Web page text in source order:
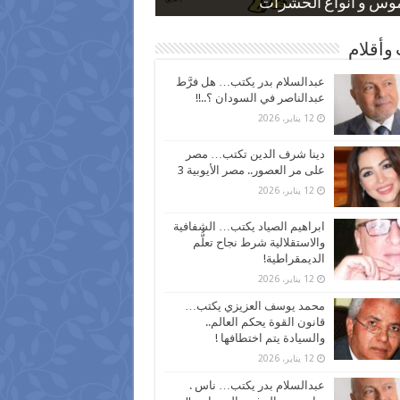
و أنواع الحشرات
بعد ارتفاع الأسعار
نسبة الطلاق في مصر
كاركاتيرية
كاركاتيرية
وأقلام
عبدالسلام بدر يكتب… هل فرَّط
عبدالناصر في السودان ؟..!!
12 يناير، 2026
دينا شرف الدين تكتب… مصر
على مر العصور.. مصر الأيوبية 3
12 يناير، 2026
ابراهيم الصياد يكتب… الشفافية
والاستقلالية شرط نجاح تعلُّم
الديمقراطية!
12 يناير، 2026
محمد يوسف العزيزي يكتب…
قانون القوة يحكم العالم..
والسيادة يتم اختطافها !
12 يناير، 2026
عبدالسلام بدر يكتب… ناس .